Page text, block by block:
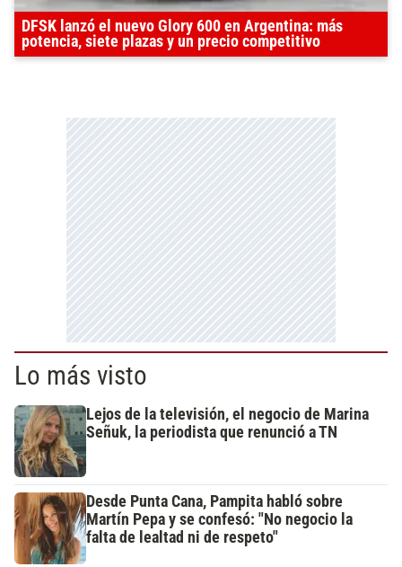
DFSK lanzó el nuevo Glory 600 en Argentina: más
potencia, siete plazas y un precio competitivo
Lo más visto
Lejos de la televisión, el negocio de Marina
Señuk, la periodista que renunció a TN
Desde Punta Cana, Pampita habló sobre
Martín Pepa y se confesó: "No negocio la
falta de lealtad ni de respeto"